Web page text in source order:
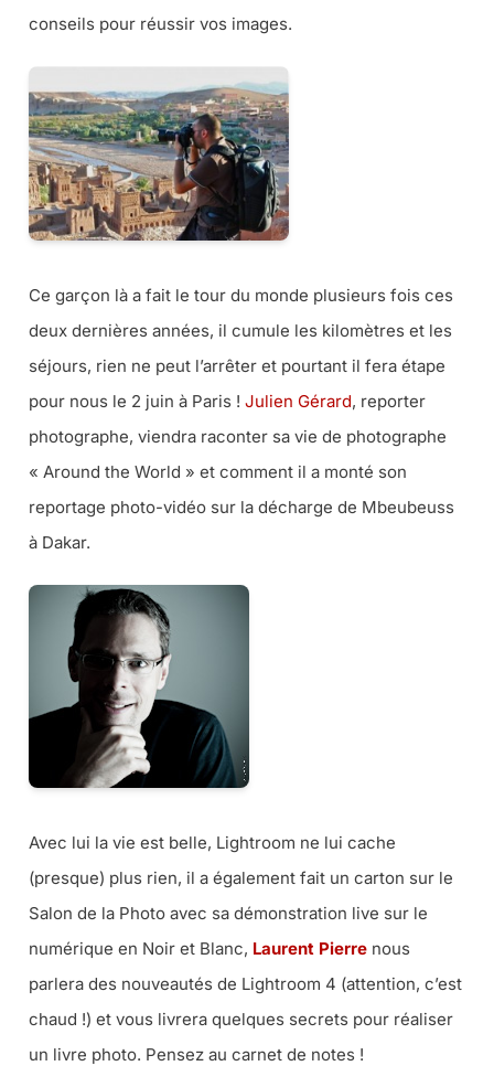
conseils pour réussir vos images.
Ce garçon là a fait le tour du monde plusieurs fois ces
deux dernières années, il cumule les kilomètres et les
séjours, rien ne peut l’arrêter et pourtant il fera étape
pour nous le 2 juin à Paris ! Julien Gérard, reporter
photographe, viendra raconter sa vie de photographe
« Around the World » et comment il a monté son
reportage photo-vidéo sur la décharge de Mbeubeuss
à Dakar.
Avec lui la vie est belle, Lightroom ne lui cache
(presque) plus rien, il a également fait un carton sur le
Salon de la Photo avec sa démonstration live sur le
numérique en Noir et Blanc, Laurent Pierre nous
parlera des nouveautés de Lightroom 4 (attention, c’est
chaud !) et vous livrera quelques secrets pour réaliser
un livre photo. Pensez au carnet de notes !